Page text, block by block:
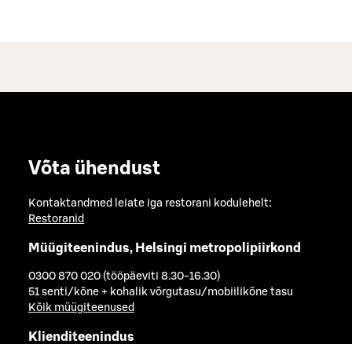
Võta ühendust
Kontaktandmed leiate iga restorani kodulehelt:
Restoranid
Müügiteenindus, Helsingi metropolipiirkond
0300 870 020 (tööpäeviti 8.30-16.30)
51 senti/kõne + kohalik võrgutasu/mobiilikõne tasu
Kõik müügiteenused
Klienditeenindus